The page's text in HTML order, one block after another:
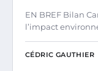
EN BREF Bilan
l’impact
CÉDRIC GAUTHIER